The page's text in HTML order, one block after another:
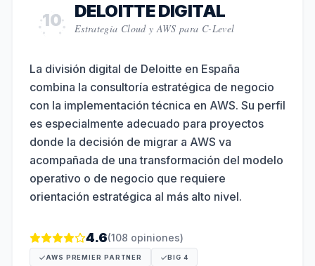
10 DELOITTE DIGITAL
Estrategia Cloud y AWS para C-Level
La división digital de Deloitte en España
combina la consultoría estratégica de negocio
con la implementación técnica en AWS. Su perfil
es especialmente adecuado para proyectos
donde la decisión de migrar a AWS va
acompañada de una transformación del modelo
operativo o de negocio que requiere
orientación estratégica al más alto nivel.
4.6(108 opiniones)
AWS PREMIER PARTNER BIG 4